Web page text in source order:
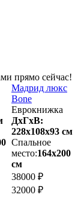
прямо сейчас!
Мадрид люкс
Bone
Еврокнижка
ДхГхВ:
228х108x93 см
Спальное
место:164х200
см
38000 ₽
32000 ₽